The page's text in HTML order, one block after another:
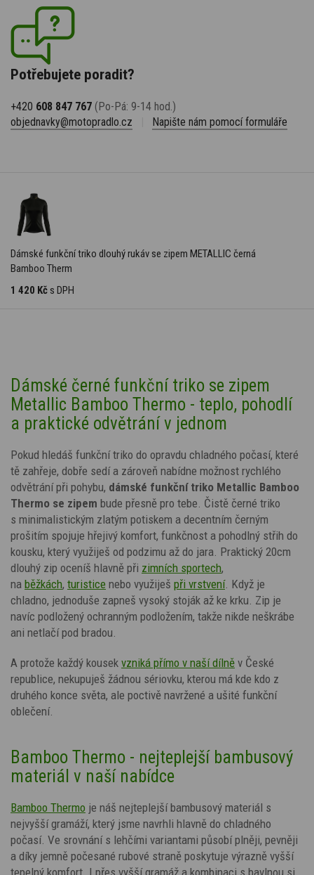
Potřebujete poradit?
+420 608 847 767 (Po-Pá: 9-14 hod.)
objednavky@motopradlo.cz
Napište nám pomocí formuláře
Dámské funkční triko dlouhý rukáv se zipem METALLIC černá
Bamboo Therm
1 420 Kč s DPH
Dámské černé funkční triko se zipem
Metallic Bamboo Thermo - teplo, pohodlí
a praktické odvětrání v jednom
Pokud hledáš funkční triko do opravdu chladného počasí, které
tě zahřeje, dobře sedí a zároveň nabídne možnost rychlého
odvětrání při pohybu, dámské funkční triko Metallic Bamboo
Thermo se zipem bude přesně pro tebe. Čistě černé triko
s minimalistickým zlatým potiskem a decentním černým
prošitím spojuje hřejivý komfort, funkčnost a pohodlný střih do
kousku, který využiješ od podzimu až do jara. Praktický 20cm
dlouhý zip oceníš hlavně při zimních sportech,
na běžkách, turistice nebo využiješ při vrstvení. Když je
chladno, jednoduše zapneš vysoký stoják až ke krku. Zip je
navíc podložený ochranným podložením, takže nikde neškrábe
ani netlačí pod bradou.
A protože každý kousek vzniká přímo v naší dílně v České
republice, nekupuješ žádnou sériovku, kterou má kde kdo z
druhého konce světa, ale poctivě navržené a ušité funkční
oblečení.
Bamboo Thermo - nejteplejší bambusový
materiál v naší nabídce
Bamboo Thermo je náš nejteplejší bambusový materiál s
nejvyšší gramáží, který jsme navrhli hlavně do chladného
počasí. Ve srovnání s lehčími variantami působí plněji, pevněji
a díky jemně počesané rubové straně poskytuje výrazně vyšší
tepelný komfort. I přes vyšší gramáž a kombinaci s bavlnou si